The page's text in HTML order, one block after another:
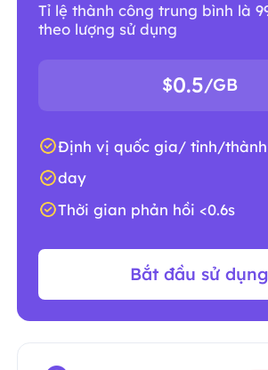
Tỉ lệ thành công trung bình là
theo lượng sử dụng
$0.5/GB
Định vị quốc gia/ tỉnh/
day
Thời gian phản hồi <0.6s
Bắt đầu sử dụng